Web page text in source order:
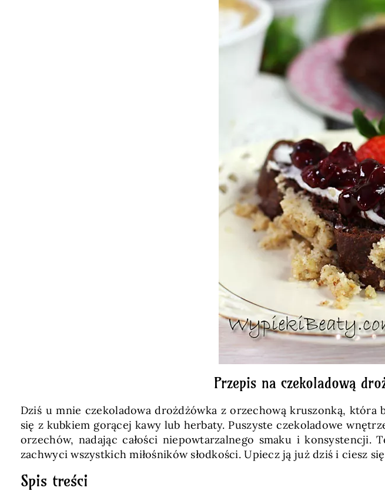
Przepis na czekoladową
Dziś u mnie czekoladowa drożdżówka z orzechową kruszonką, która
się z kubkiem gorącej kawy lub herbaty. Puszyste czekoladowe
orzechów, nadając całości niepowtarzalnego smaku i
zachwyci wszystkich miłośników słodkości. Upiecz ją już dziś i ciesz
Spis treści